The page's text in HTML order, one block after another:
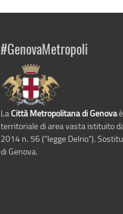
#GenovaMetropoli
LaCittà Metropolitana di Genova
territoriale di area vasta istituito
2014 n. 56 (“legge Delrio”).
di Genova.